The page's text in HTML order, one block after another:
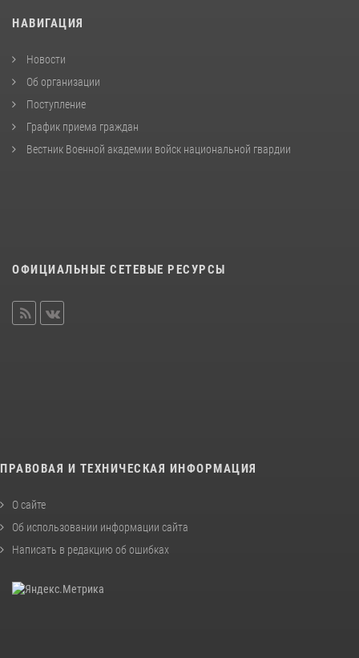
НАВИГАЦИЯ
Новости
Об организации
Поступление
График приема граждан
Вестник Военной академии войск национальной гвардии
ОФИЦИАЛЬНЫЕ СЕТЕВЫЕ РЕСУРСЫ
ПРАВОВАЯ И ТЕХНИЧЕСКАЯ ИНФОРМАЦИЯ
О сайте
Об использовании информации сайта
Написать в редакцию об ошибках